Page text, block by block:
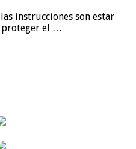
instrucciones son estar
proteger el …